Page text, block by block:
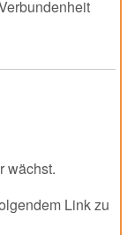
wächst.
Link zu